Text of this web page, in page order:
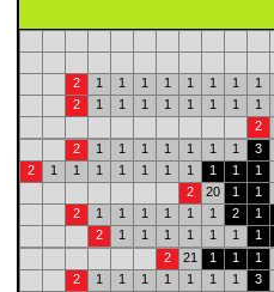
2 1 1 1 1 1 1 1
1
2
1 1 1 1 1 1 1
1
2
2
1 1 1 1 1 1 1
3
2
1 1 1 1 1 1 1 1 1
1
2
20 1
1
2
1 1 1 1 1 1 2
1
2
1 1 1 1 1 1
1
2
21 1 1
1
2
1 1 1 1 1 1 1
3